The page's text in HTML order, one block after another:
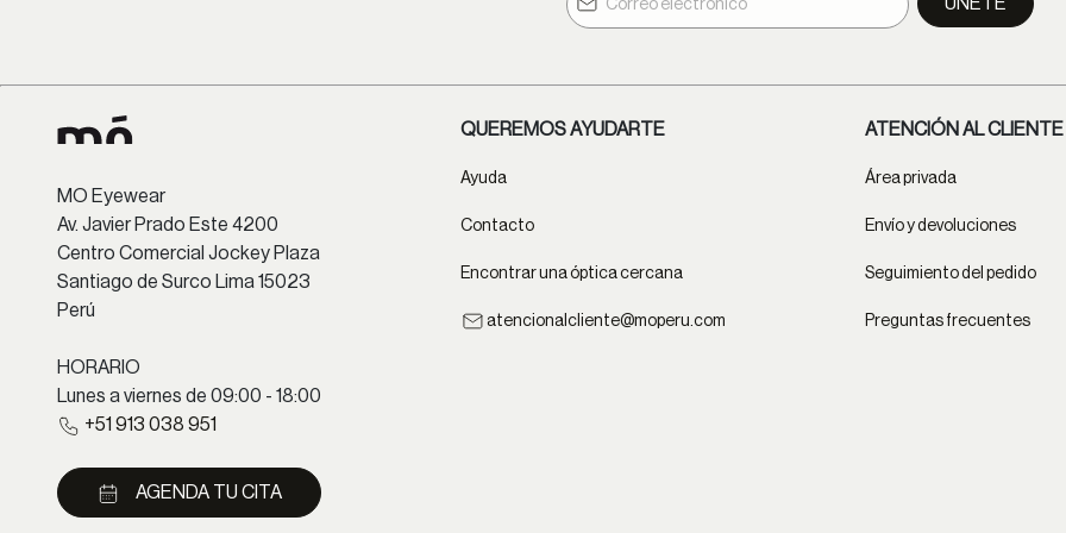
MO Eyewear
Av. Javier Prado Este 4200
Centro Comercial Jockey Plaza
Santiago de Surco Lima 15023
Perú
HORARIO
Lunes a viernes de 09:00 - 18:00
+51 913 038 951
AGENDA TU CITA
QUEREMOS AYUDARTE
Ayuda
Contacto
Encontrar una óptica cercana
atencionalcliente@moperu.com
ATENCIÓN AL CLIENTE
Área privada
Envío y devoluciones
Seguimiento del pedido
Preguntas frecuentes